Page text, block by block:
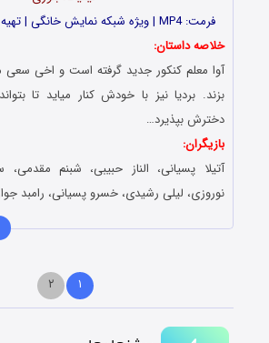
فرمت: MP4 | ویژه شبکه نمایش خانگی | تهیه کننده: رامبد جوان
خلاصه داستان:
آوا معلم کنکور جدید گرفته است و اخى سعى
بزند. بردیا نیز با خودش کنار میاید تا
دخترش بپذیرد…
بازیگران:
آتیلا پسیانی، الناز حبیبی، شبنم مقدمی،
نوروزی، لیلی رشیدی، خسرو پسیانی، رامبد
۱ ۲